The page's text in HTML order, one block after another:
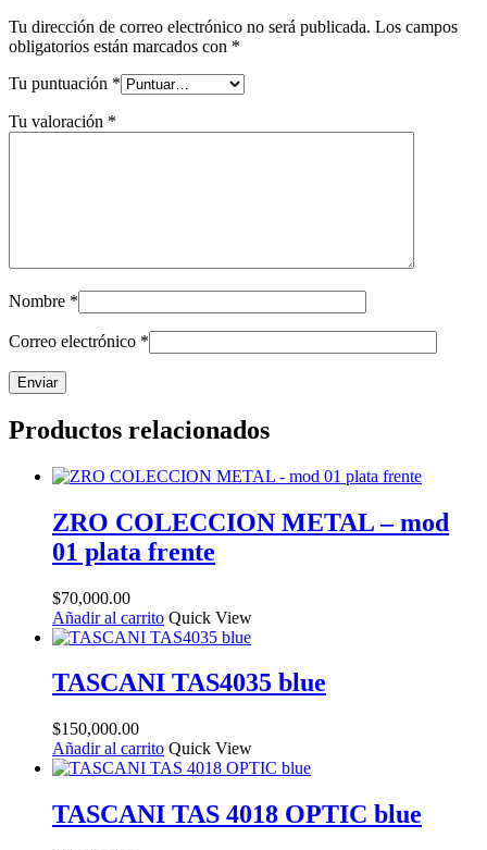
Tu dirección de correo electrónico no será publicada. Los campos
obligatorios están marcados con *
Tu puntuación *
Tu valoración *
Nombre *
Correo electrónico *
Productos relacionados
ZRO COLECCION METAL – mod
01 plata frente
$70,000.00
Añadir al carrito Quick View
TASCANI TAS4035 blue
$150,000.00
Añadir al carrito Quick View
TASCANI TAS 4018 OPTIC blue